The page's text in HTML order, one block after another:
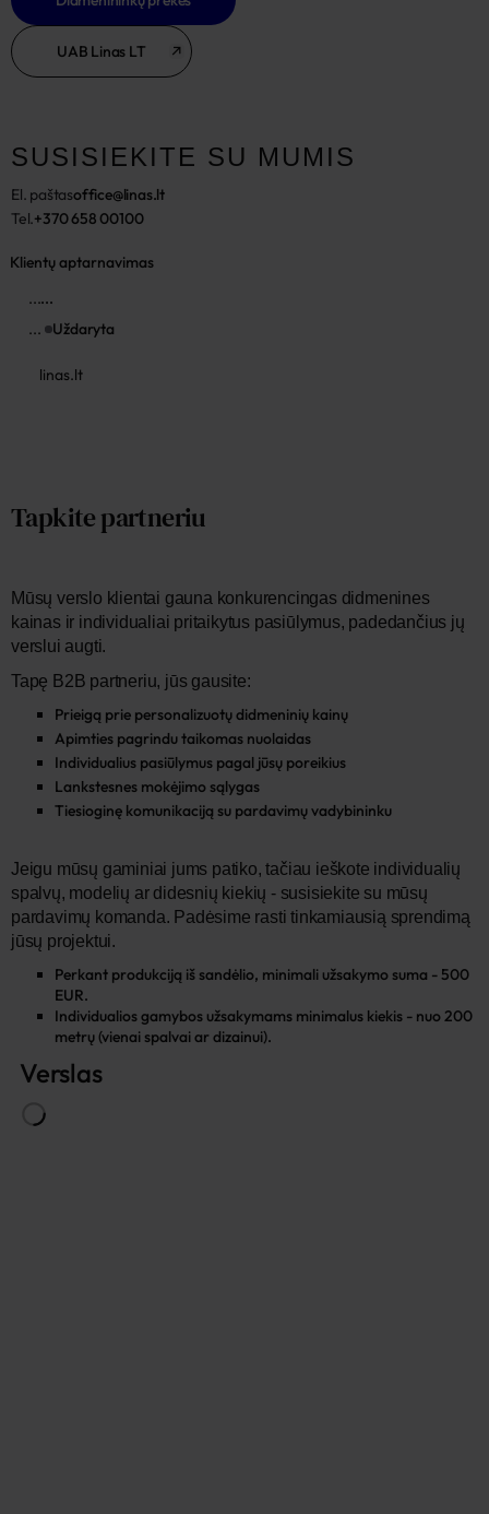
UAB Linas LT
SUSISIEKITE SU MUMIS
El. paštasoffice@linas.lt
Tel.+370 658 00100
Klientų aptarnavimas
......
...
Uždaryta
linas.lt
Tapkite partneriu
Mūsų verslo klientai gauna konkurencingas didmenines
kainas ir individualiai pritaikytus pasiūlymus, padedančius jų
verslui augti.
Tapę B2B partneriu, jūs gausite:
Prieigą prie personalizuotų didmeninių kainų
Apimties pagrindu taikomas nuolaidas
Individualius pasiūlymus pagal jūsų poreikius
Lankstesnes mokėjimo sąlygas
Tiesioginę komunikaciją su pardavimų vadybininku
Jeigu mūsų gaminiai jums patiko, tačiau ieškote individualių
spalvų, modelių ar didesnių kiekių - susisiekite su mūsų
pardavimų komanda. Padėsime rasti tinkamiausią sprendimą
jūsų projektui.
Perkant produkciją iš sandėlio, minimali užsakymo suma - 500
EUR.
Individualios gamybos užsakymams minimalus kiekis - nuo 200
metrų (vienai spalvai ar dizainui).
Verslas